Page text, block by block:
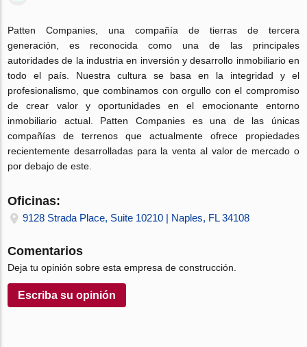
Patten Companies, una compañía de tierras de tercera
generación, es reconocida como una de las principales
autoridades de la industria en inversión y desarrollo inmobiliario en
todo el país. Nuestra cultura se basa en la integridad y el
profesionalismo, que combinamos con orgullo con el compromiso
de crear valor y oportunidades en el emocionante entorno
inmobiliario actual. Patten Companies es una de las únicas
compañías de terrenos que actualmente ofrece propiedades
recientemente desarrolladas para la venta al valor de mercado o
por debajo de este.
Oficinas:
9128 Strada Place, Suite 10210 | Naples, FL 34108
Comentarios
Deja tu opinión sobre esta empresa de construcción.
Escriba su opinión